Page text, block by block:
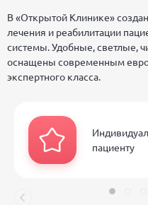
В «Открытой Клинике»
лечения и реабилитации
системы. Удобные, светлые,
оснащены современным
экспертного класса.
пациенту